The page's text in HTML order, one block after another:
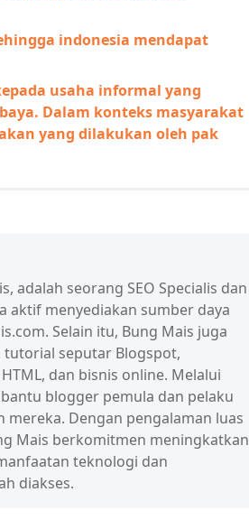
indonesia mendapat
usaha informal yang
Dalam konteks masyarakat
yang dilakukan oleh pak
adalah seorang SEO Specialis dan
aktif menyediakan sumber daya
Selain itu, Bung Mais juga
tutorial seputar Blogspot,
dan bisnis online. Melalui
blogger pemula dan pelaku
Dengan pengalaman luas
Mais berkomitmen meningkatkan
teknologi dan
diakses.